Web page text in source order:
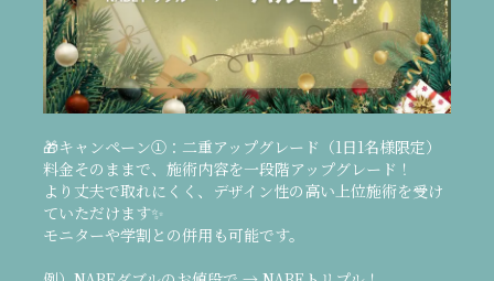
🎁キャンペーン①：二重アップグレード（1日1名様限定）
料金そのままで、施術内容を一段階アップグレード！
より丈夫で取れにくく、デザイン性の高い上位施術を受け
ていただけます✨
モニターや学割との併用も可能です。